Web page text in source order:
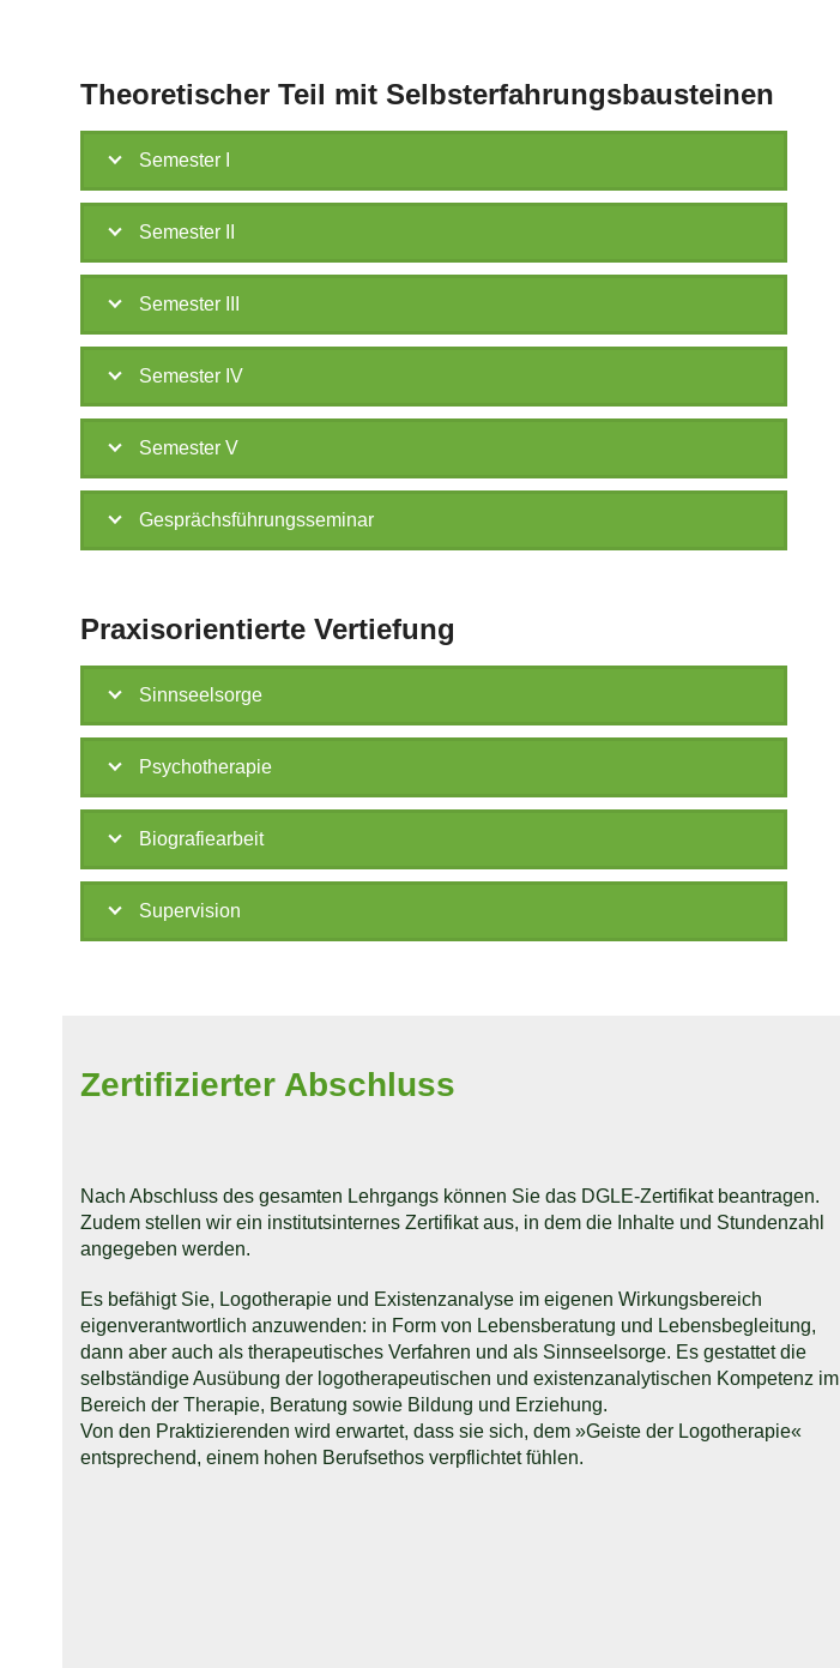
Theoretischer Teil mit Selbsterfahrungsbausteinen
Semester I
Semester II
Semester III
Semester IV
Semester V
Gesprächsführungsseminar
Praxisorientierte Vertiefung
Sinnseelsorge
Psychotherapie
Biografiearbeit
Supervision
Zertifizierter Abschluss
Nach Abschluss des gesamten Lehrgangs können Sie das DGLE-Zertifikat beantragen.
Zudem stellen wir ein institutsinternes Zertifikat aus, in dem die Inhalte und Stundenzahl
angegeben werden.
Es befähigt Sie, Logotherapie und Existenzanalyse im eigenen Wirkungsbereich
eigenverantwortlich anzuwenden: in Form von Lebensberatung und Lebensbegleitung,
dann aber auch als therapeutisches Verfahren und als Sinnseelsorge. Es gestattet die
selbständige Ausübung der logotherapeutischen und existenzanalytischen Kompetenz im
Bereich der Therapie, Beratung sowie Bildung und Erziehung.
Von den Praktizierenden wird erwartet, dass sie sich, dem »Geiste der Logotherapie«
entsprechend, einem hohen Berufsethos verpflichtet fühlen.